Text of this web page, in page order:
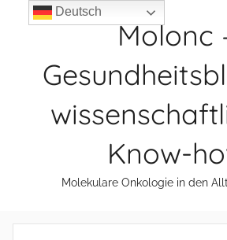
Molonc
Know-
Molekulare Onkologie in den
Deutsch